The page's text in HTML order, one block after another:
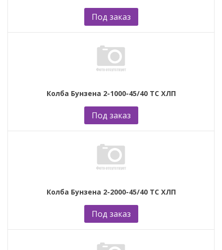
Под заказ
Колба Бунзена 2-1000-45/40 ТС ХЛП
Под заказ
Колба Бунзена 2-2000-45/40 ТС ХЛП
Под заказ